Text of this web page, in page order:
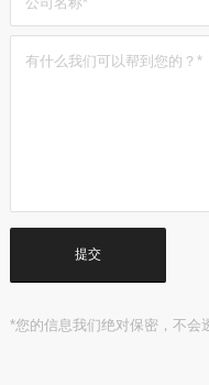
*您的信息我们绝对保密，不会